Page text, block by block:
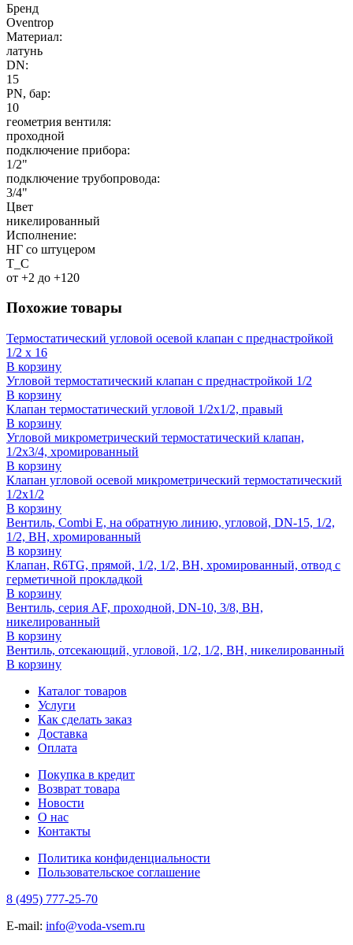
Бренд
Oventrop
Материал:
латунь
DN:
15
PN, бар:
10
геометрия вентиля:
проходной
подключение прибора:
1/2"
подключение трубопровода:
3/4"
Цвет
никелированный
Исполнение:
НГ со штуцером
T_C
от +2 до +120
Похожие товары
Термостатический угловой осевой клапан с преднастройкой
1/2 x 16
В корзину
Угловой термостатический клапан с преднастройкой 1/2
В корзину
Клапан термостатический угловой 1/2x1/2, правый
В корзину
Угловой микрометрический термостатический клапан,
1/2х3/4, хромированный
В корзину
Клапан угловой осевой микрометрический термостатический
1/2x1/2
В корзину
Вентиль, Combi E, на обратную линию, угловой, DN-15, 1/2,
1/2, ВН, хромированный
В корзину
Клапан, R6TG, прямой, 1/2, 1/2, ВН, хромированный, отвод с
герметичной прокладкой
В корзину
Вентиль, серия AF, проходной, DN-10, 3/8, ВН,
никелированный
В корзину
Вентиль, отсекающий, угловой, 1/2, 1/2, ВН, никелированный
В корзину
Каталог товаров
Услуги
Как сделать заказ
Доставка
Оплата
Покупка в кредит
Возврат товара
Новости
О нас
Контакты
Политика конфиденциальности
Пользовательское соглашение
8 (495) 777-25-70
E-mail: info@voda-vsem.ru